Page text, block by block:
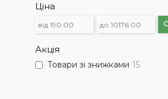
Ціна
Акція
Товари зі знижками 15